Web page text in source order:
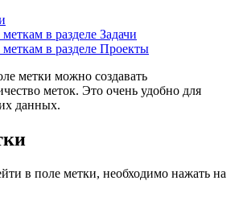
в разделе Задачи
в разделе Проекты
метки можно создавать
меток. Это очень удобно для
данных.
в поле метки, необходимо нажать на